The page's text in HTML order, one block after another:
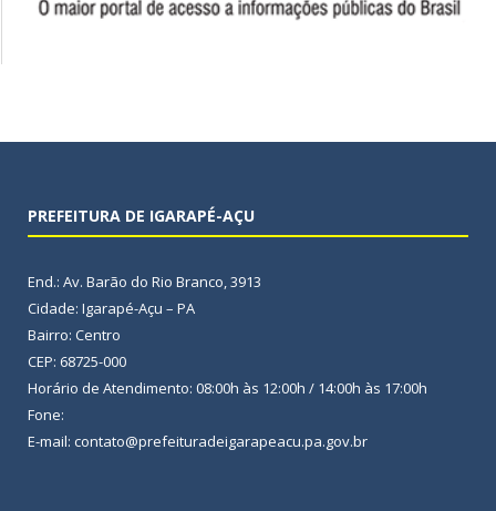
PREFEITURA DE IGARAPÉ-AÇU
End.: Av. Barão do Rio Branco, 3913
Cidade: Igarapé-Açu – PA
Bairro: Centro
CEP: 68725-000
Horário de Atendimento: 08:00h às 12:00h / 14:00h às 17:00h
Fone:
E-mail: contato@prefeituradeigarapeacu.pa.gov.br